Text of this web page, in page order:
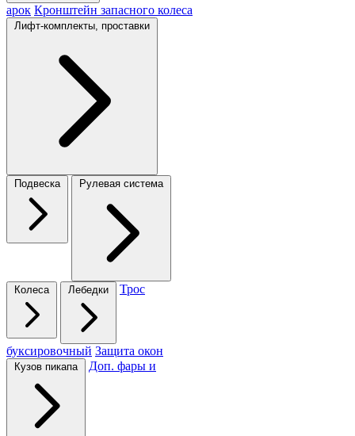
арок Кронштейн запасного колеса
Лифт-комплекты, проставки
Подвеска Рулевая система
Колеса Лебедки Трос
буксировочный Защита окон
Кузов пикапа Доп. фары и